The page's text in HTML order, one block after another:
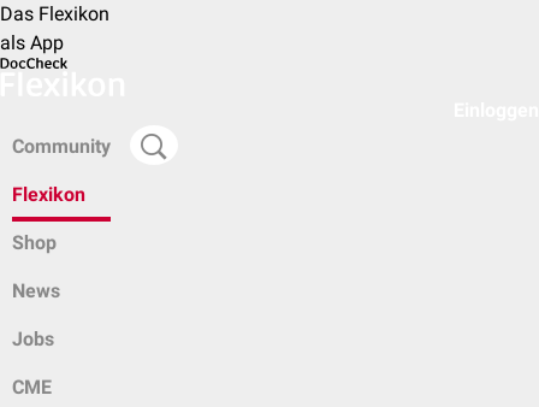
Das Flexikon
als App
Community
Flexikon
Shop
News
Jobs
CME